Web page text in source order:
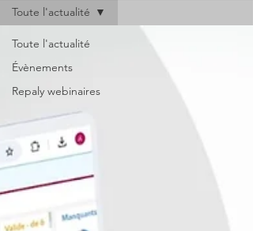
Toute l'actualité
Évènements
Repaly webinaires
Toute l'actualité